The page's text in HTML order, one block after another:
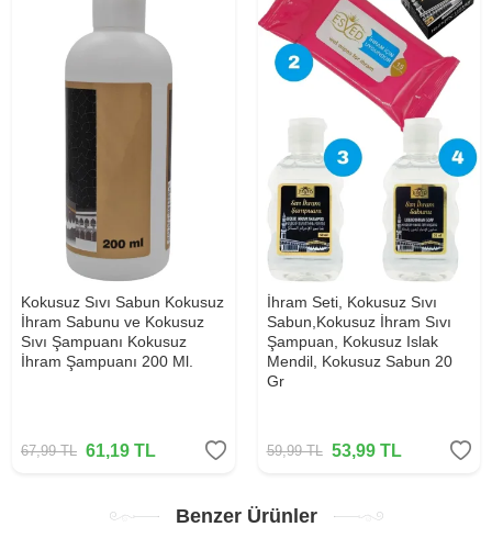
Kokusuz Sıvı Sabun Kokusuz
İhram Sabunu ve Kokusuz
Sıvı Şampuanı Kokusuz
İhram Şampuanı 200 Ml.
67,99TL 61,19 TL
İhram Seti, Kokusuz Sıvı
Sabun,Kokusuz İhram Sıvı
Şampuan, Kokusuz Islak
Mendil, Kokusuz Sabun 20
Gr
59,99TL 53,99TL
Benzer Ürünler